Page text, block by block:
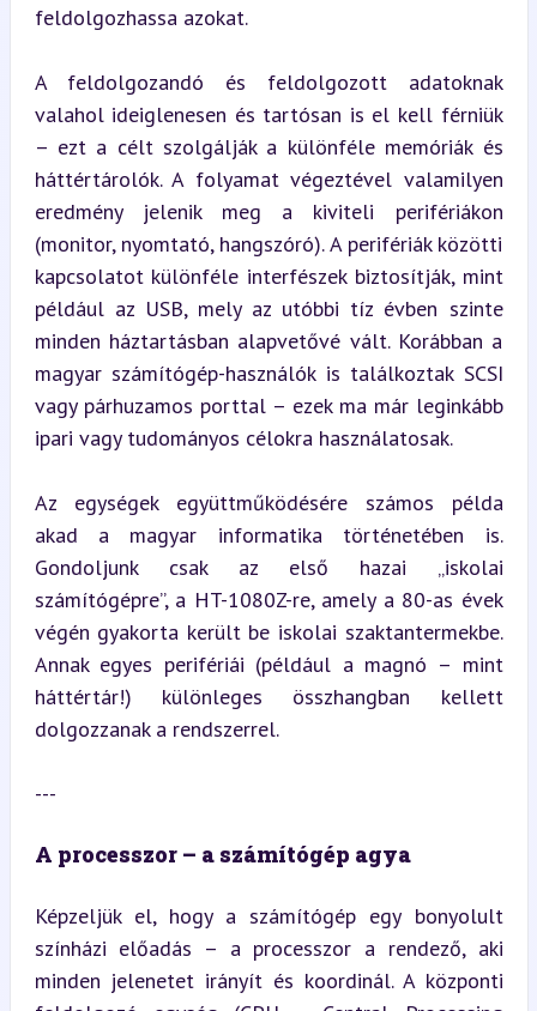
feldolgozhassa azokat.
A feldolgozandó és feldolgozott adatoknak
valahol ideiglenesen és tartósan is el kell férniük
– ezt a célt szolgálják a különféle memóriák és
háttértárolók. A folyamat végeztével valamilyen
eredmény jelenik meg a kiviteli perifériákon
(monitor, nyomtató, hangszóró). A perifériák közötti
kapcsolatot különféle interfészek biztosítják, mint
például az USB, mely az utóbbi tíz évben szinte
minden háztartásban alapvetővé vált. Korábban a
magyar számítógép-használók is találkoztak SCSI
vagy párhuzamos porttal – ezek ma már leginkább
ipari vagy tudományos célokra használatosak.
Az egységek együttműködésére számos példa
akad a magyar informatika történetében is.
Gondoljunk csak az első hazai „iskolai
számítógépre”, a HT-1080Z-re, amely a 80-as évek
végén gyakorta került be iskolai szaktantermekbe.
Annak egyes perifériái (például a magnó – mint
háttértár!) különleges összhangban kellett
dolgozzanak a rendszerrel.
---
A processzor – a számítógép agya
Képzeljük el, hogy a számítógép egy bonyolult
színházi előadás – a processzor a rendező, aki
minden jelenetet irányít és koordinál. A központi